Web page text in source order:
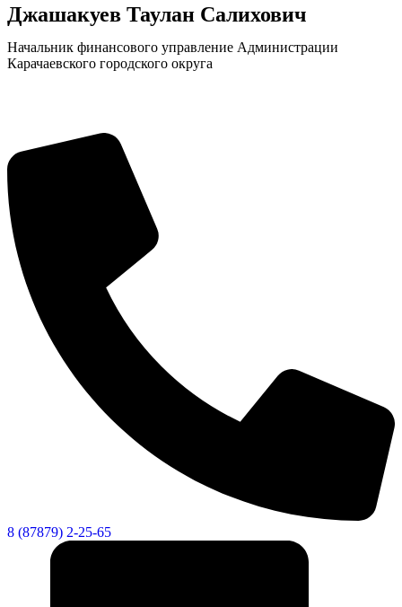
Джашакуев Таулан Салихович
Начальник финансового управление Администрации
Карачаевского городского округа
8 (87879) 2-25-65